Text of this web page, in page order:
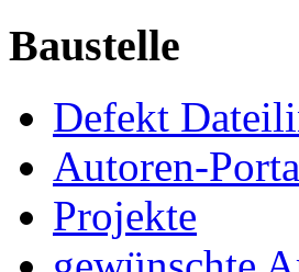
Baustelle
Defekt
Autoren-
Projekte